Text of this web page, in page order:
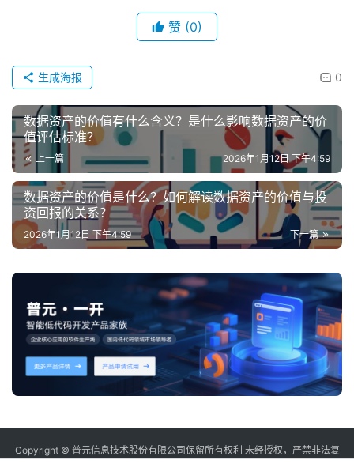
赞 (0)
0
生成海报
数据资产的价值有什么含义？是什么影响数据资产的价
值评估标准？
上一篇 2026年1月12日 下午4:59
数据资产的价值是什么？如何解读数据资产的价值与投
资回报的关系？
下一篇
2026年1月12日 下午4:59
Copyright © 普元信息技术股份有限公司保留所有权利 未经授权，严禁非法复